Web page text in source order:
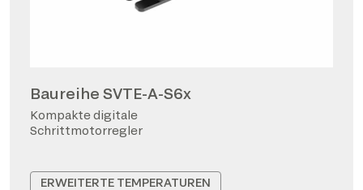
Baureihe SVTE-A-S6x
Kompakte digitale
Schrittmotorregler
ERWEITERTE TEMPERATUREN